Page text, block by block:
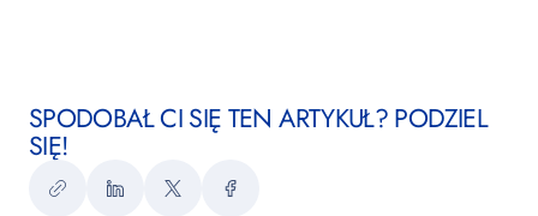
SPODOBAŁ CI SIĘ TEN ARTYKUŁ? PODZIEL
SIĘ!
KopiujLinkedInTwitterFacebook